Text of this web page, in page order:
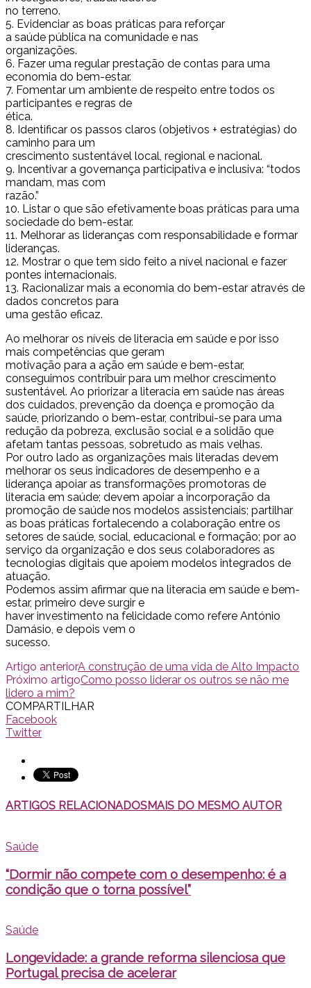
no terreno.
5. Evidenciar as boas práticas para reforçar
a saúde pública na comunidade e nas
organizações.
6. Fazer uma regular prestação de contas para uma
economia do bem-estar.
7. Fomentar um ambiente de respeito entre todos os
participantes e regras de
ética.
8. Identificar os passos claros (objetivos + estratégias) do
caminho para um
crescimento sustentável local, regional e nacional.
9. Incentivar a governança participativa e inclusiva: “todos
mandam, mas com
razão.”
10. Listar o que são efetivamente boas práticas para uma
sociedade do bem-estar.
11. Melhorar as lideranças com responsabilidade e formar
lideranças.
12. Mostrar o que tem sido feito a nível nacional e fazer
pontes internacionais.
13. Racionalizar mais a economia do bem-estar através de
dados concretos para
uma gestão eficaz.
Ao melhorar os níveis de literacia em saúde e por isso
mais competências que geram
motivação para a ação em saúde e bem-estar,
conseguimos contribuir para um melhor crescimento
sustentável. Ao priorizar a literacia em saúde nas áreas
dos cuidados, prevenção da doença e promoção da
saúde, priorizando o bem-estar, contribui-se para uma
redução da pobreza, exclusão social e a solidão que
afetam tantas pessoas, sobretudo as mais velhas.
Por outro lado as organizações mais literadas devem
melhorar os seus indicadores de desempenho e a
liderança apoiar as transformações promotoras de
literacia em saúde; devem apoiar a incorporação da
promoção de saúde nos modelos assistenciais; partilhar
as boas práticas fortalecendo a colaboração entre os
setores de saúde, social, educacional e formação; por ao
serviço da organização e dos seus colaboradores as
tecnologias digitais que apoiem modelos integrados de
atuação.
Podemos assim afirmar que na literacia em saúde e bem-
estar, primeiro deve surgir e
haver investimento na felicidade como refere António
Damásio, e depois vem o
sucesso.
Artigo anteriorA construção de uma vida de Alto Impacto
Próximo artigoComo posso liderar os outros se não me
lidero a mim?
COMPARTILHAR
Facebook
Twitter
ARTIGOS RELACIONADOSMAIS DO MESMO AUTOR
Saúde
“Dormir não compete com o desempenho: é a
condição que o torna possível”
Saúde
Longevidade: a grande reforma silenciosa que
Portugal precisa de acelerar